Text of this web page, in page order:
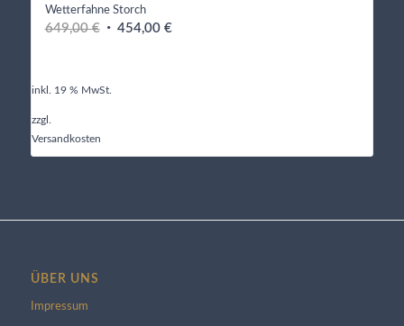
Wetterfahne Storch
649,00€ Ursprünglicher
649,00 €
454,00 €Aktueller
inkl. 19 % MwSt.
zzgl.
Versandkosten
ÜBER UNS
Impressum